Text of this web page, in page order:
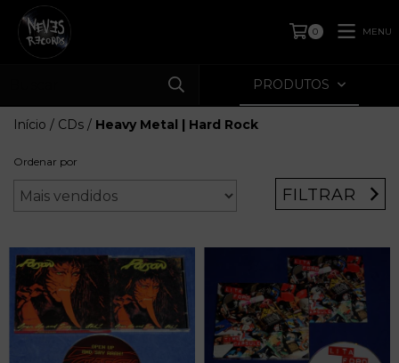
0 MENU
PRODUTOS
Início / CDs / Heavy Metal | Hard Rock
Ordenar por
FILTRAR